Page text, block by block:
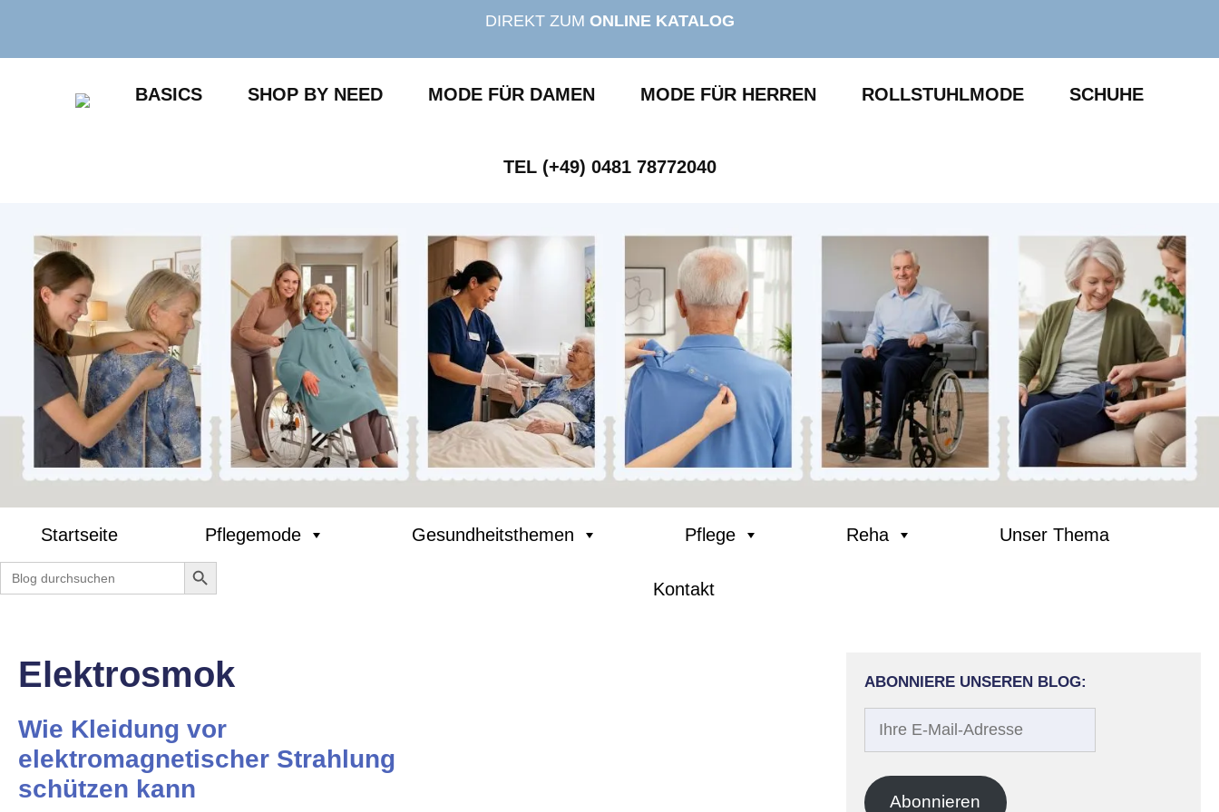
springen
DIREKT ZUM ONLINE KATALOG
BASICS SHOP BY NEED MODE FÜR DAMEN MODE FÜR HERREN ROLLSTUHLMODE SCHUHE
TEL (+49) 0481 78772040
Startseite Pflegemode Gesundheitsthemen Pflege Reha Unser Thema
Kontakt
Search
for:
Search Button
Elektrosmok
Wie Kleidung vor
elektromagnetischer Strahlung
schützen kann
ABONNIERE UNSEREN BLOG:
Adresse
Abonnieren